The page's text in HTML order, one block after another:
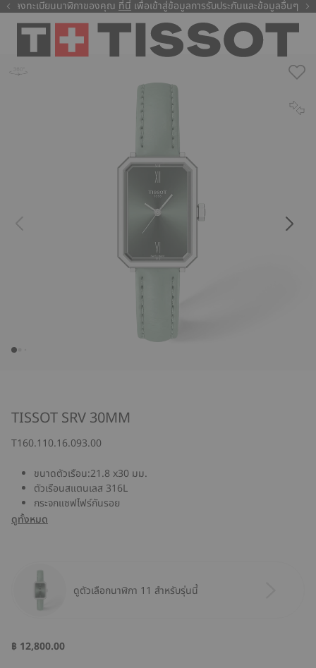
ลงทะเบียนนาฬิกาของคุณ ที่นี่ เพื่อเข้าสู่ข้อมูลการรับประกันและข้อมูลอื่นๆ
ที่นี่
TISSOT SRV 30MM
T160.110.16.093.00
ขนาดตัวเรือน:21.8 x30 มม.
ตัวเรือนสแตนเลส 316L
กระจกแซฟไฟร์กันรอย
ดูทั้งหมด
ดูตัวเลือกนาฬิกา 11 สำหรับรุ่นนี้
฿ 12,800.00